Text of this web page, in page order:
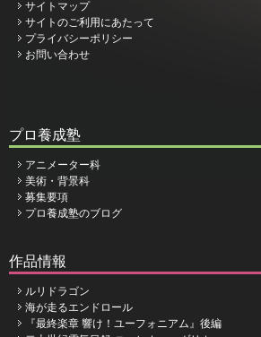
サイトマップ
サイトのご利用にあたって
プライバシーポリシー
お問い合わせ
プロ養成塾
アニメーター科
美術・背景科
募集要項
プロ養成塾のブログ
作品情報
ルリドラゴン
海が走るエンドロール
『最終楽章 響け！ユーフォニアム』後編